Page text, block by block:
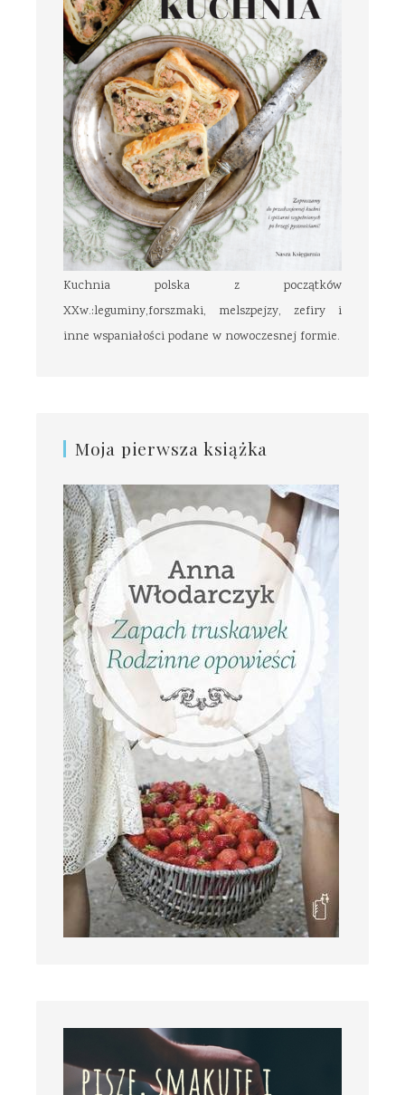
Kuchnia polska z początków
XXw.:leguminy,forszmaki, melszpejzy, zefiry i
inne wspaniałości podane w nowoczesnej formie.
Moja pierwsza książka